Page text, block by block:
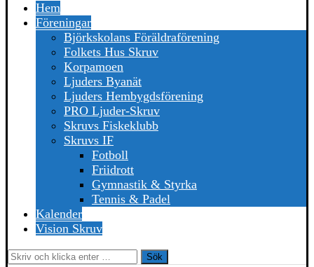
Hem
Föreningar
Björkskolans Föräldraförening
Folkets Hus Skruv
Korpamoen
Ljuders Byanät
Ljuders Hembygdsförening
PRO Ljuder-Skruv
Skruvs Fiskeklubb
Skruvs IF
Fotboll
Friidrott
Gymnastik & Styrka
Tennis & Padel
Kalender
Vision Skruv
Sök